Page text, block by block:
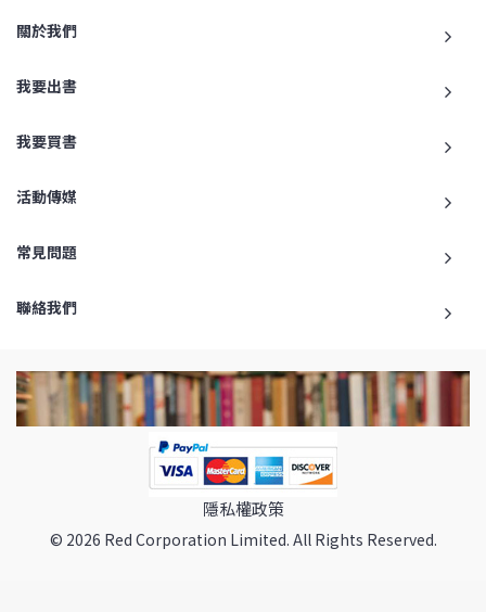
關於我們
我要出書
我要買書
活動傳媒
常見問題
聯絡我們
隱私權政策
© 2026 Red Corporation Limited. All Rights Reserved.